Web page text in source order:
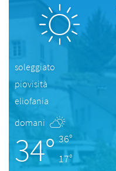
soleggiato
piovisità
eliofania
domani
34° 36°
17°